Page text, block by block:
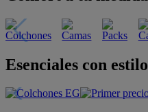
Esenciales con estilo